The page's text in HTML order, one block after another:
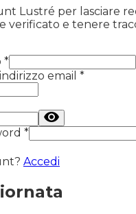
Lustré per lasciare
verificato e tenere
*
email *
*
Accedi